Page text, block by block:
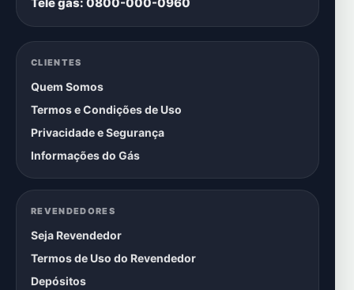
CLIENTES
Quem Somos
Termos e Condições de Uso
Privacidade e Segurança
Informações do Gás
REVENDEDORES
Seja Revendedor
Termos de Uso do Revendedor
Depósitos